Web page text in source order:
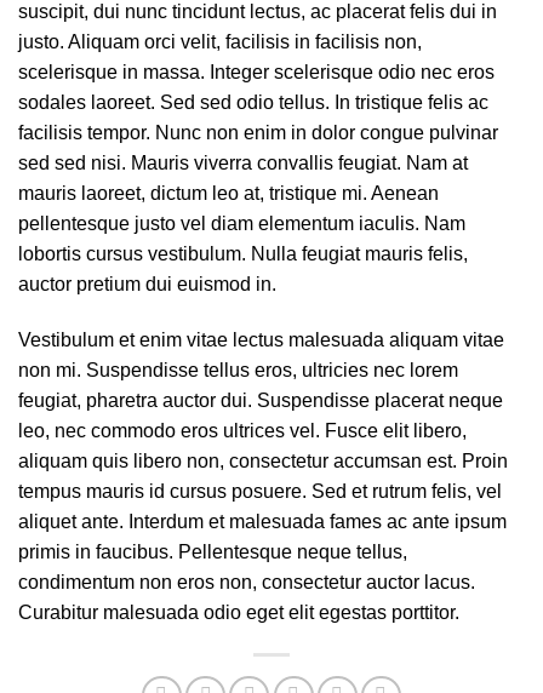
suscipit, dui nunc tincidunt lectus, ac placerat felis dui in
justo. Aliquam orci velit, facilisis in facilisis non,
scelerisque in massa. Integer scelerisque odio nec eros
sodales laoreet. Sed sed odio tellus. In tristique felis ac
facilisis tempor. Nunc non enim in dolor congue pulvinar
sed sed nisi. Mauris viverra convallis feugiat. Nam at
mauris laoreet, dictum leo at, tristique mi. Aenean
pellentesque justo vel diam elementum iaculis. Nam
lobortis cursus vestibulum. Nulla feugiat mauris felis,
auctor pretium dui euismod in.
Vestibulum et enim vitae lectus malesuada aliquam vitae
non mi. Suspendisse tellus eros, ultricies nec lorem
feugiat, pharetra auctor dui. Suspendisse placerat neque
leo, nec commodo eros ultrices vel. Fusce elit libero,
aliquam quis libero non, consectetur accumsan est. Proin
tempus mauris id cursus posuere. Sed et rutrum felis, vel
aliquet ante. Interdum et malesuada fames ac ante ipsum
primis in faucibus. Pellentesque neque tellus,
condimentum non eros non, consectetur auctor lacus.
Curabitur malesuada odio eget elit egestas porttitor.